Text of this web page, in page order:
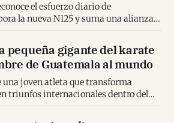
el esfuerzo diario de
la nueva N125 y suma una alianza
pequeña gigante del karate
de Guatemala al mundo
una joven atleta que transforma
triunfos internacionales dentro del